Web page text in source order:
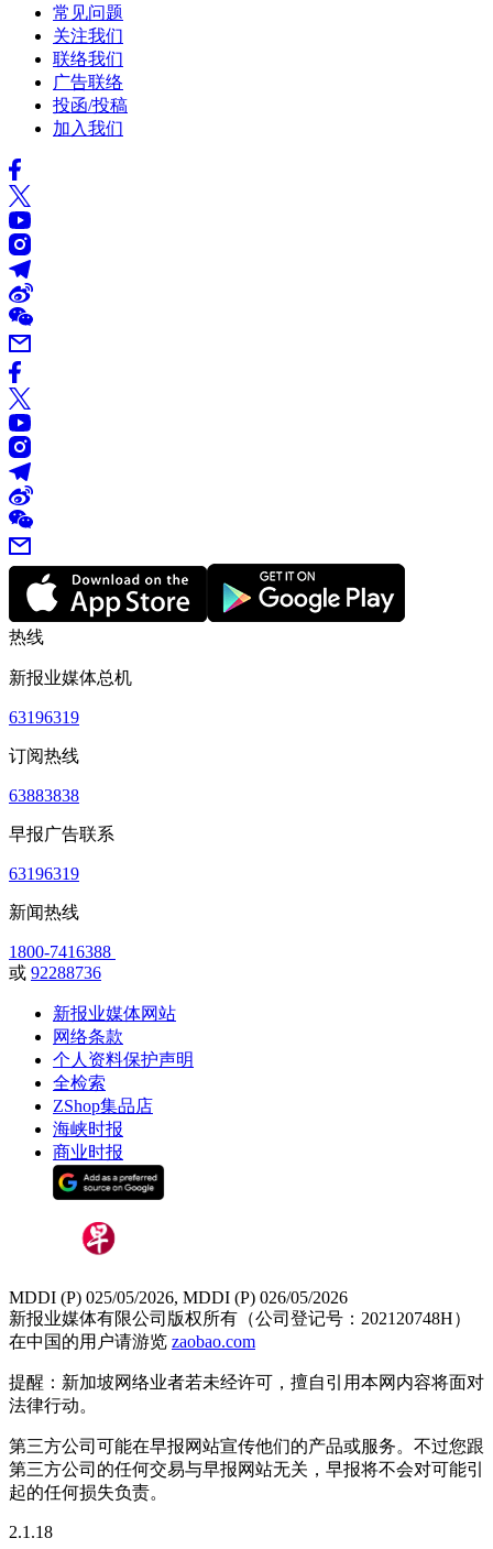
常见问题
关注我们
联络我们
广告联络
投函/投稿
加入我们
热线
新报业媒体总机
63196319
订阅热线
63883838
早报广告联系
63196319
新闻热线
1800-7416388
或 92288736
新报业媒体网站
网络条款
个人资料保护声明
全检索
ZShop集品店
海峡时报
商业时报
MDDI (P) 025/05/2026, MDDI (P) 026/05/2026
新报业媒体有限公司版权所有（公司登记号：202120748H）
在中国的用户请游览 zaobao.com
提醒：新加坡网络业者若未经许可，擅自引用本网内容将面对
法律行动。
第三方公司可能在早报网站宣传他们的产品或服务。不过您跟
第三方公司的任何交易与早报网站无关，早报将不会对可能引
起的任何损失负责。
2.1.18